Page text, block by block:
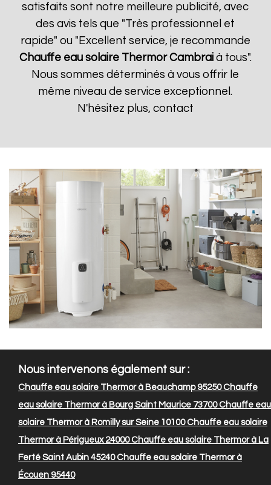
satisfaits sont notre meilleure publicité, avec
des avis tels que "Très professionnel et
rapide" ou "Excellent service, je recommande
Chauffe eau solaire Thermor Cambraià tous".
Nous sommes déterminés à vous offrir le
même niveau de service exceptionnel.
N'hésitez plus, contact
Nous intervenons également sur :
Chauffe eau solaire Thermor à Beauchamp 95250Chauffe
eau solaire Thermor à Bourg Saint Maurice 73700Chauffe eau
solaire Thermor à Romilly sur Seine 10100Chauffe eau solaire
Thermor à Périgueux 24000Chauffe eau solaire Thermor à La
Ferté Saint Aubin 45240Chauffe eau solaire Thermor à
Écouen 95440